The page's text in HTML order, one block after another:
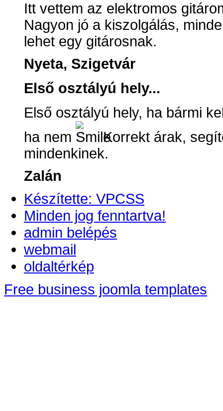
Itt vettem az elektromos
Nagyon jó a kiszolgálás,
lehet egy gitárosnak.
Nyeta, Szigetvár
Első osztályú hely...
Első osztályú hely, ha bármi
ha nem
Korrekt árak,
mindenkinek.
Zalán
Készítette: VPCSS
Minden jog fenntartva!
admin belépés
webmail
oldaltérkép
Free business joomla templates